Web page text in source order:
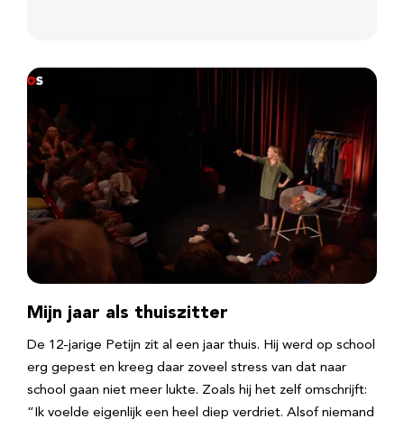
Mijn jaar als thuiszitter
De 12-jarige Petijn zit al een jaar thuis. Hij werd op school
erg gepest en kreeg daar zoveel stress van dat naar
school gaan niet meer lukte. Zoals hij het zelf omschrijft:
“Ik voelde eigenlijk een heel diep verdriet. Alsof niemand